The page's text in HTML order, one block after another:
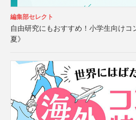
編集部セレクト
自由研究にもおすすめ！小学生向けコ
夏》